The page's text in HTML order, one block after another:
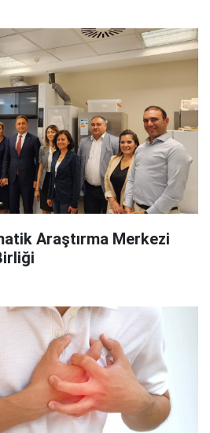
Araştırma Merkezi